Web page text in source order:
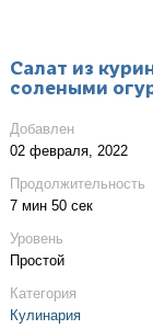
Салат из
солеными
Добавлен
02 февраля, 2022
Продолжительность
7 мин 50 сек
Уровень
Простой
Категория
Кулинария